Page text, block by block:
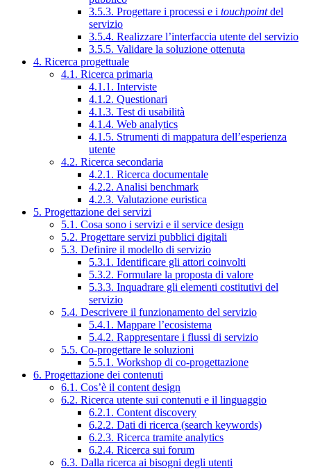
3.5.3. Progettare i processi e i touchpointdel
servizio
3.5.4. Realizzare l’interfaccia utente del servizio
3.5.5. Validare la soluzione ottenuta
4. Ricerca progettuale
4.1. Ricerca primaria
4.1.1. Interviste
4.1.2. Questionari
4.1.3. Test di usabilità
4.1.4. Web analytics
4.1.5. Strumenti di mappatura dell’esperienza
utente
4.2. Ricerca secondaria
4.2.1. Ricerca documentale
4.2.2. Analisi benchmark
4.2.3. Valutazione euristica
5. Progettazione dei servizi
5.1. Cosa sono i servizi e il service design
5.2. Progettare servizi pubblici digitali
5.3. Definire il modello di servizio
5.3.1. Identificare gli attori coinvolti
5.3.2. Formulare la proposta di valore
5.3.3. Inquadrare gli elementi costitutivi del
servizio
5.4. Descrivere il funzionamento del servizio
5.4.1. Mappare l’ecosistema
5.4.2. Rappresentare i flussi di servizio
5.5. Co-progettare le soluzioni
5.5.1. Workshop di co-progettazione
6. Progettazione dei contenuti
6.1. Cos’è il content design
6.2. Ricerca utente sui contenuti e il linguaggio
6.2.1. Content discovery
6.2.2. Dati di ricerca (search keywords)
6.2.3. Ricerca tramite analytics
6.2.4. Ricerca sui forum
6.3. Dalla ricerca ai bisogni degli utenti